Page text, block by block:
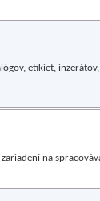
etikiet,
na